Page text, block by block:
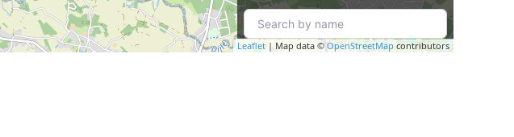
Leaflet| Map data ©OpenStreetMap contributors